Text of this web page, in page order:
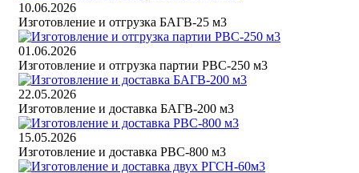
10.06.2026
Изготовление и отгрузка БАГВ-25 м3
01.06.2026
Изготовление и отгрузка партии РВС-250 м3
22.05.2026
Изготовление и доставка БАГВ-200 м3
15.05.2026
Изготовление и доставка РВС-800 м3